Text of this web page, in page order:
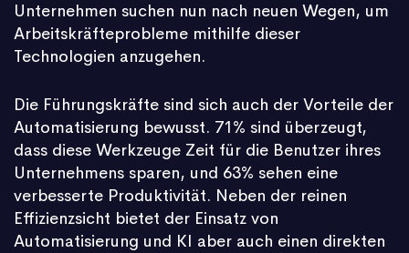
Unternehmen suchen nun nach neuen Wegen, um
Arbeitskräfteprobleme mithilfe dieser
Technologien anzugehen.
Die Führungskräfte sind sich auch der Vorteile der
Automatisierung bewusst. 71% sind überzeugt,
dass diese Werkzeuge Zeit für die Benutzer ihres
Unternehmens sparen, und 63% sehen eine
verbesserte Produktivität. Neben der reinen
Effizienzsicht bietet der Einsatz von
Automatisierung und KI aber auch einen direkten